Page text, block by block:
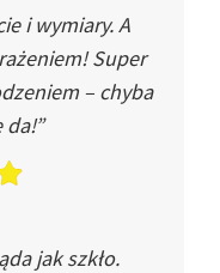
i wymiary. A
Super
– chyba
da!”
jak szkło.